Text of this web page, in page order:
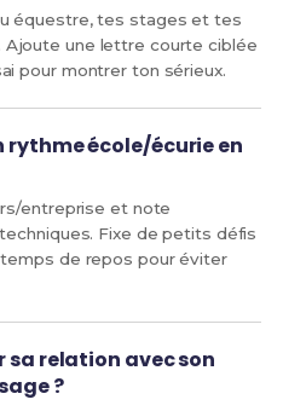
équestre, tes stages et tes
une lettre courte ciblée
pour montrer ton sérieux.
rythme école/écurie en
entreprise et note
Fixe de petits défis
de repos pour éviter
relation avec son
?